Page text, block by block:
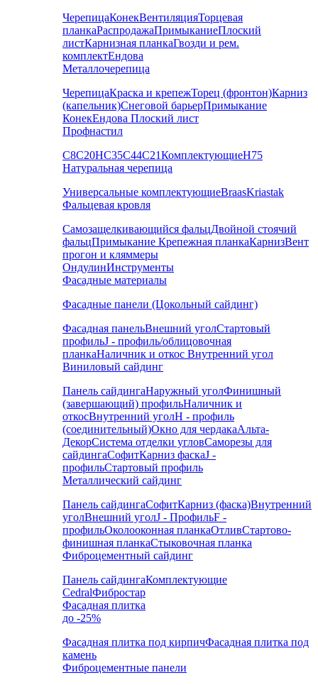
ЧерепицаКонекВентиляцияТорцевая
планкаРаспродажаПримыканиеПлоский
листКарнизная планкаГвозди и рем.
комплектЕндова
Металлочерепица
ЧерепицаКраска и крепежТорец (фронтон)Карниз
(капельник)Снеговой барьерПримыкание
КонекЕндова Плоский лист
Профнастил
С8С20НС35С44С21КомплектующиеН75
Натуральная черепица
Универсальные комплектующиеBraasKriastak
Фальцевая кровля
Самозащелкивающийся фальцДвойной стоячий
фальцПримыкание Крепежная планкаКарнизВент
прогон и кляммеры
ОндулинИнструменты
Фасадные материалы
Фасадные панели (Цокольный сайдинг)
Фасадная панельВнешний уголСтартовый
профильJ - профиль/облицовочная
планкаНаличник и откос Внутренний угол
Виниловый сайдинг
Панель сайдингаНаружный уголФинишный
(завершающий) профильНаличник и
откосВнутренний уголH - профиль
(соединительный)Окно для чердакаАльта-
ДекорСистема отделки угловСаморезы для
сайдингаСофитКарниз фаскаJ -
профильСтартовый профиль
Металлический сайдинг
Панель сайдингаСофитКарниз (фаска)Внутренний
уголВнешний уголJ - ПрофильF -
профильОколооконная планкаОтливСтартово-
финишная планкаСтыковочная планка
Фиброцементный сайдинг
Панель сайдингаКомплектующие
CedralФибростар
Фасадная плитка
до -25%
Фасадная плитка под кирпичФасадная плитка под
камень
Фиброцементные панели